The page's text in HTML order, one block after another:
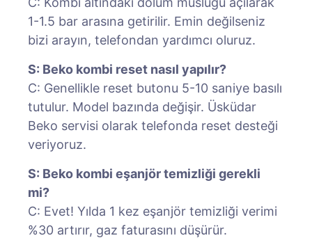
1-1.5 bar arasına getirilir. Emin değilseniz
bizi arayın, telefondan yardımcı oluruz.
S: Beko kombi reset nasıl yapılır?
C: Genellikle reset butonu 5-10 saniye basılı
tutulur. Model bazında değişir. Üsküdar
Beko servisi olarak telefonda reset desteği
veriyoruz.
S: Beko kombi eşanjör temizliği gerekli
mi?
C: Evet! Yılda 1 kez eşanjör temizliği verimi
%30 artırır, gaz faturasını düşürür.